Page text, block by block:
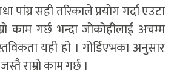
सही तरिकाले प्रयोग गर्दा एउटा
काम गर्छ भन्दा जोकोहीलाई अचम्म
यही हो । गोर्डिएभका अनुसार
राम्रो काम गर्छ ।